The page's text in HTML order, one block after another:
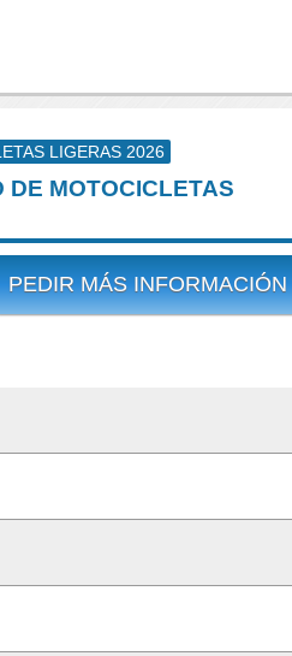
LIGERAS 2026
DE MOTOCICLETAS
PEDIR MÁS INFORMACIÓN